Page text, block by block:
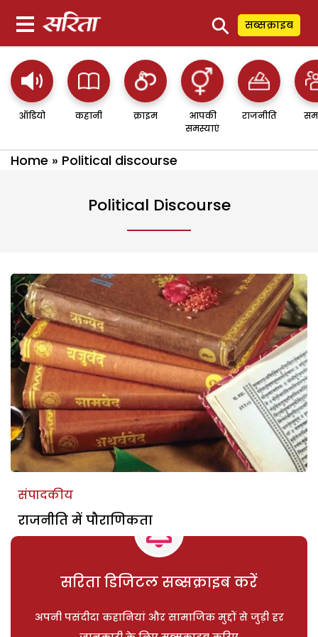
⚲ सब्सक्राइब
ऑडियो कहानी क्राइम
आपकी
समस्याएं
राजनीति
Home » Political discourse
Political Discourse
संपादकीय
राजनीति में पौराणिकता
सरिता डिजिटल सब्सक्राइब करें
अपनी पसंदीदा कहानियां और सामाजिक मुद्दों से जुड़ी हर